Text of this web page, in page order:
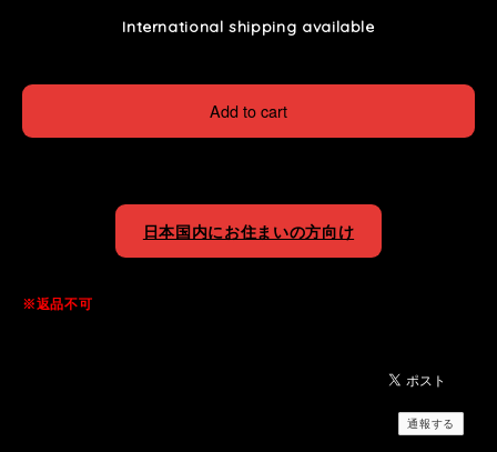
International shipping available
Add to cart
日本国内にお住まいの方向け
※返品不可
通報する